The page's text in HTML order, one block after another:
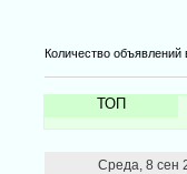
Количество объявлений
ТОП
Среда, 8 сен